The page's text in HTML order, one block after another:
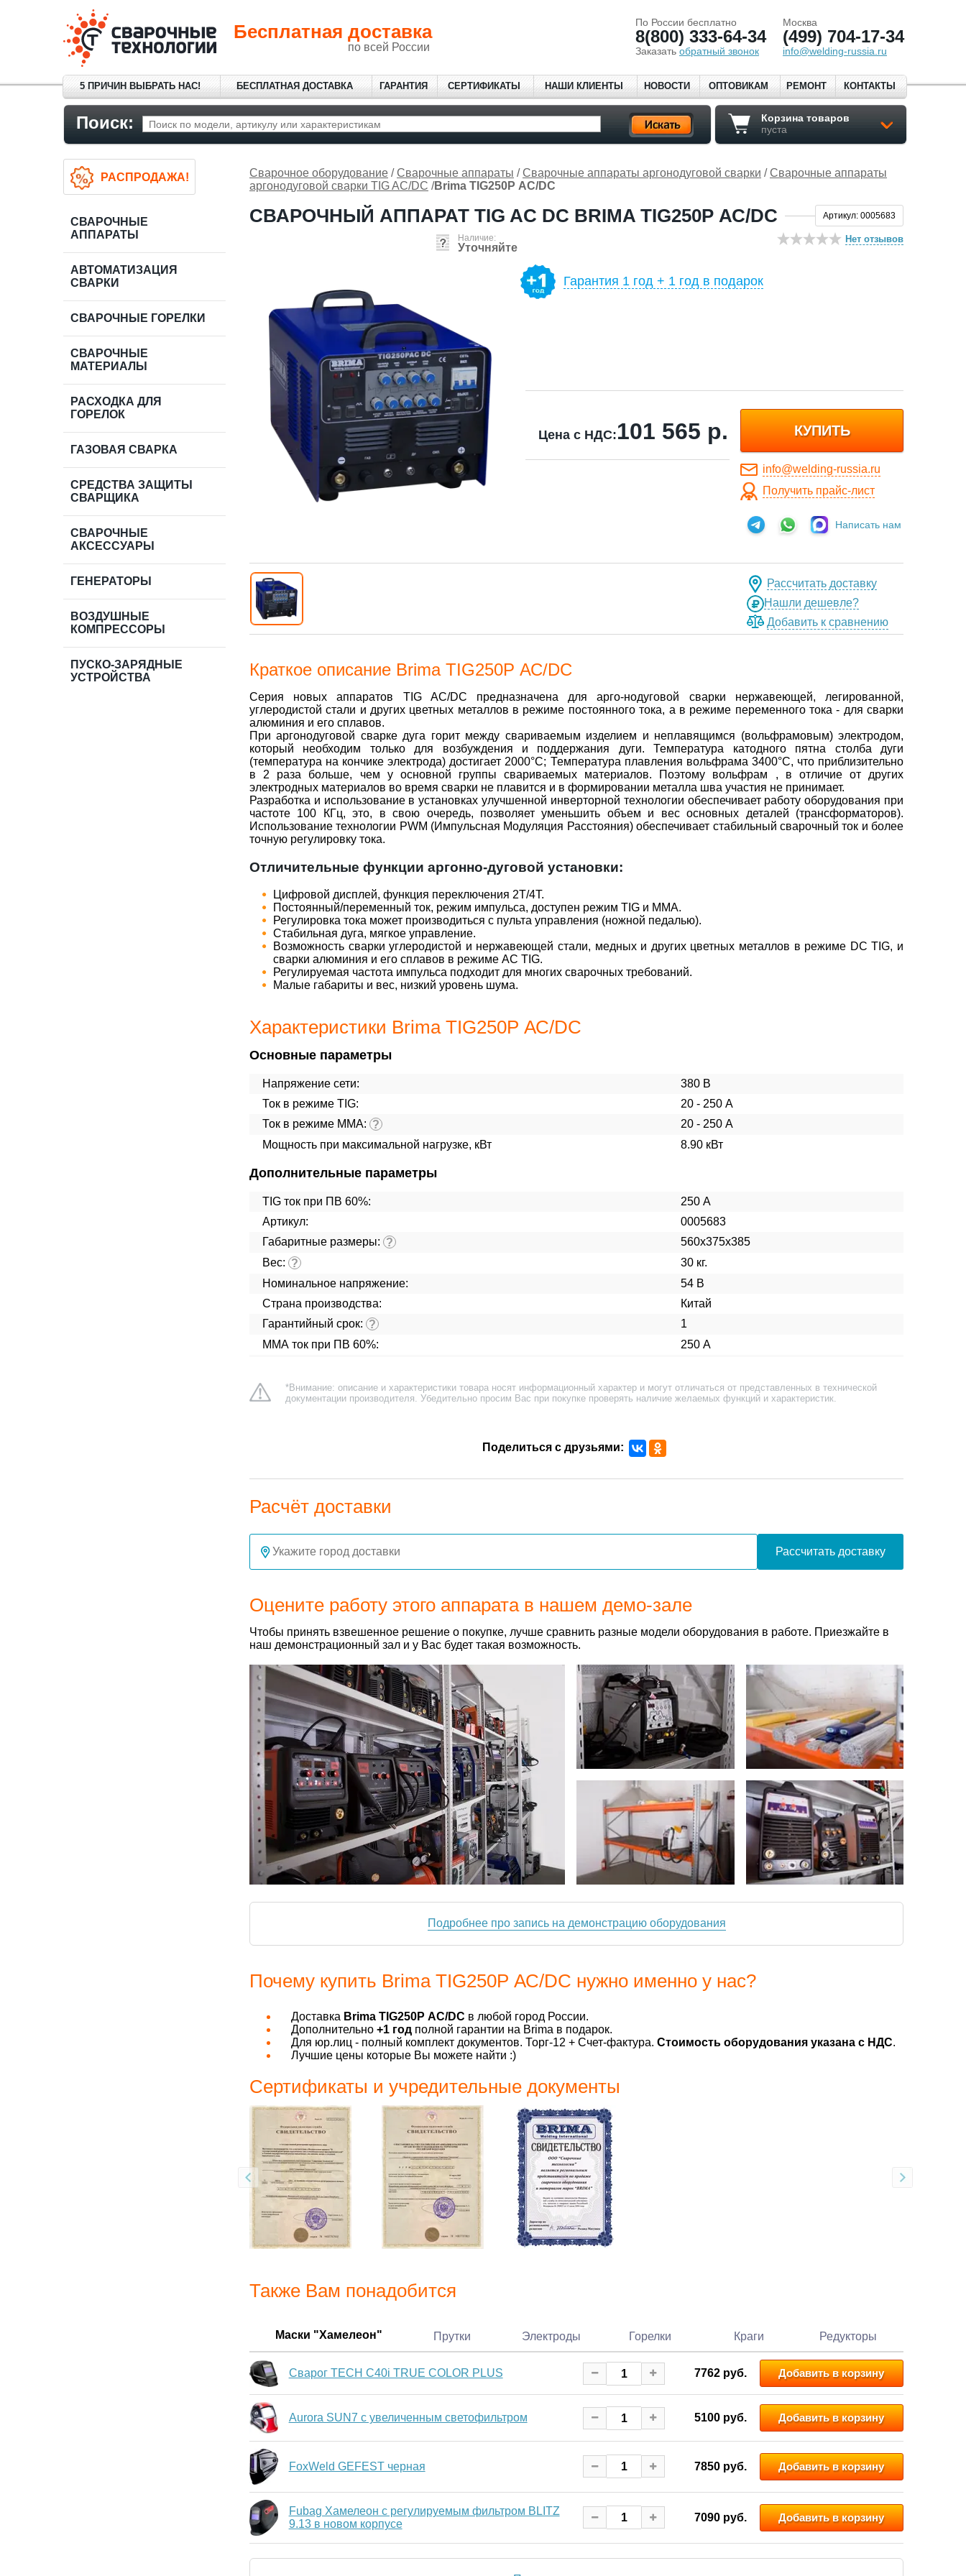
Бесплатная доставка
по всей России
По России бесплатно
8(800) 333-64-34
Заказать обратный звонок
Москва
(499) 704-17-34
info@welding-russia.ru
5 ПРИЧИН ВЫБРАТЬ НАС! БЕСПЛАТНАЯ ДОСТАВКА ГАРАНТИЯ СЕРТИФИКАТЫ НАШИ КЛИЕНТЫ НОВОСТИ ОПТОВИКАМ РЕМОНТ КОНТАКТЫ
Поиск:
Корзина товаров
пуста
Сварочное оборудование / Сварочные аппараты / Сварочные аппараты аргонодуговой сварки / Сварочные аппараты
аргонодуговой сварки TIG AC/DC /Brima TIG250P АС/DC
СВАРОЧНЫЙ АППАРАТ TIG AC DC BRIMA TIG250P АС/DC
Нет отзывов
Артикул: 0005683
Наличие:
Уточняйте
Гарантия 1 год + 1 год в подарок
Цена с НДС:101 565 р. КУПИТЬ
info@welding-russia.ru
Получить прайс-лист
Написать нам
Рассчитать доставку
Нашли дешевле?
Добавить к сравнению
Краткое описание Brima TIG250P АС/DC
Серия новых аппаратов TIG AC/DC предназначена для арго-нодуговой сварки нержавеющей, легированной,
углеродистой стали и других цветных металлов в режиме постоянного тока, а в режиме переменного тока - для сварки
алюминия и его сплавов.
При аргонодуговой сварке дуга горит между свариваемым изделием и неплавящимся (вольфрамовым) электродом,
который необходим только для возбуждения и поддержания дуги. Температура катодного пятна столба дуги
(температура на кончике электрода) достигает 2000°С; Температура плавления вольфрама 3400°С, что приблизительно
в 2 раза больше, чем у основной группы свариваемых материалов. Поэтому вольфрам , в отличие от других
электродных материалов во время сварки не плавится и в формировании металла шва участия не принимает.
Разработка и использование в установках улучшенной инверторной технологии обеспечивает работу оборудования при
частоте 100 КГц, это, в свою очередь, позволяет уменьшить объем и вес основных деталей (трансформаторов).
Использование технологии PWM (Импульсная Модуляция Расстояния) обеспечивает стабильный сварочный ток и более
точную регулировку тока.
Отличительные функции аргонно-дуговой установки:
Цифровой дисплей, функция переключения 2Т/4Т.
Постоянный/переменный ток, режим импульса, доступен режим TIG и MMA.
Регулировка тока может производиться с пульта управления (ножной педалью).
Стабильная дуга, мягкое управление.
Возможность сварки углеродистой и нержавеющей стали, медных и других цветных металлов в режиме DC TIG, и
сварки алюминия и его сплавов в режиме AC TIG.
Регулируемая частота импульса подходит для многих сварочных требований.
Малые габариты и вес, низкий уровень шума.
Характеристики Brima TIG250P АС/DC
Основные параметры
Напряжение сети:
380 В
Ток в режиме TIG:
20 - 250 А
Ток в режиме ММА: ?
20 - 250 А
Мощность при максимальной нагрузке, кВт
8.90 кВт
Дополнительные параметры
TIG ток при ПВ 60%:
250 А
Артикул:
0005683
Габаритные размеры: ?
560х375х385
Вес: ?
30 кг.
Номинальное напряжение:
54 В
Страна производства:
Китай
Гарантийный срок: ?
1
ММА ток при ПВ 60%:
250 А
*Внимание: описание и характеристики товара носят информационный характер и могут отличаться от представленных в технической
документации производителя. Убедительно просим Вас при покупке проверять наличие желаемых функций и характеристик.
Поделиться с друзьями:
Расчёт доставки
Рассчитать доставку
Оцените работу этого аппарата в нашем демо-зале
Чтобы принять взвешенное решение о покупке, лучше сравнить разные модели оборудования в работе. Приезжайте в
наш демонстрационный зал и у Вас будет такая возможность.
Подробнее про запись на демонстрацию оборудования
Почему купить Brima TIG250P АС/DC нужно именно у нас?
Доставка Brima TIG250P АС/DC в любой город России.
Дополнительно +1 год полной гарантии на Brima в подарок.
Для юр.лиц - полный комплект документов. Торг-12 + Счет-фактура. Стоимость оборудования указана с НДС.
Лучшие цены которые Вы можете найти :)
Сертификаты и учредительные документы
Также Вам понадобится
Маски "Хамелеон" Прутки Электроды Горелки Краги Редукторы
Сварог TECH C40i TRUE COLOR PLUS 7762 руб. Добавить в корзину
Aurora SUN7 c увеличенным светофильтром 5100 руб. Добавить в корзину
FoxWeld GEFEST черная 7850 руб. Добавить в корзину
Fubag Хамелеон с регулируемым фильтром BLITZ
9.13 в новом корпусе
7090 руб. Добавить в корзину
РАСПРОДАЖА!
СВАРОЧНЫЕ
АППАРАТЫ
АВТОМАТИЗАЦИЯ
СВАРКИ
СВАРОЧНЫЕ ГОРЕЛКИ
СВАРОЧНЫЕ
МАТЕРИАЛЫ
РАСХОДКА ДЛЯ
ГОРЕЛОК
ГАЗОВАЯ СВАРКА
СРЕДСТВА ЗАЩИТЫ
СВАРЩИКА
СВАРОЧНЫЕ
АКСЕССУАРЫ
ГЕНЕРАТОРЫ
ВОЗДУШНЫЕ
КОМПРЕССОРЫ
ПУСКО-ЗАРЯДНЫЕ
УСТРОЙСТВА